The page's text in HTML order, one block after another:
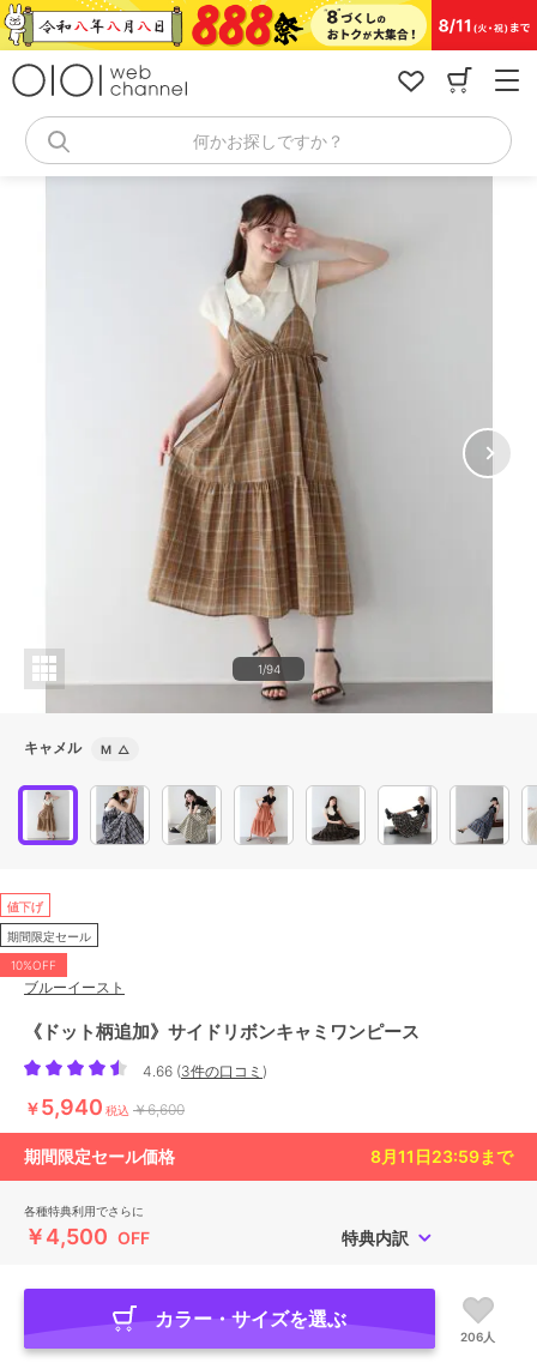
コ
ン
何かお探しですか？
1/94
キャメル M △
値下げ
期間限定セール
10%OFF
ブルーイースト
《ドット柄追加》サイドリボンキャミワンピース
4.66 (3件の口コミ )
￥5,940 税込 ￥6,600
期間限定セール価格 8月11日23:59まで
各種特典利用でさらに
￥4,500 OFF 特典内訳
カラー・サイズを選ぶ
206人